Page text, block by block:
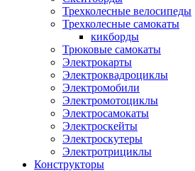
Трехколесные велосипеды
Трехколесные самокаты
кикборды
Трюковые самокаты
Электрокарты
Электроквадроциклы
Электромобили
Электромотоциклы
Электросамокаты
Электроскейты
Электроскутеры
Электротрициклы
Конструкторы